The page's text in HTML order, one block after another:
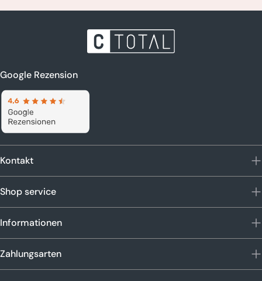
Google Rezension
Kontakt
Shop service
Informationen
Zahlungsarten